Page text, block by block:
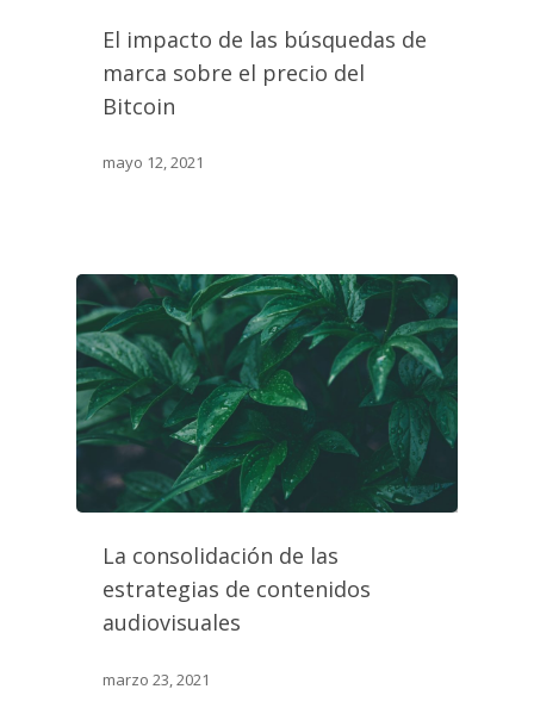
El impacto de las búsquedas de
marca sobre el precio del
Bitcoin
mayo 12, 2021
La consolidación de las
estrategias de contenidos
audiovisuales
marzo 23, 2021